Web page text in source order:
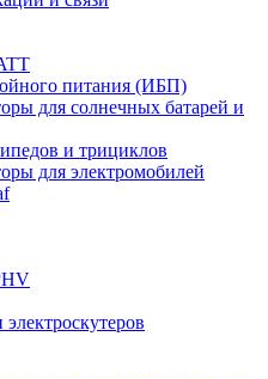
питания (ИБП)
для солнечных батарей и
и трициклов
для электромобилей